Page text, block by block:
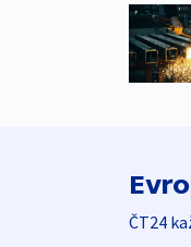
ČT24